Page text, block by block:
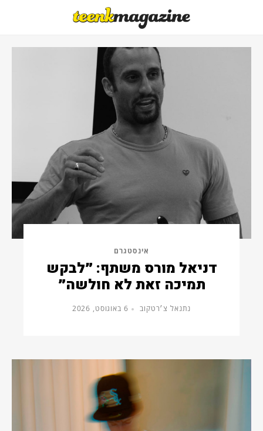
אינסטגרם
דניאל מורס משתף: ״לבקש
תמיכה זאת לא חולשה״
נתנאל צ׳רטקוב 6 באוגוסט, 2026